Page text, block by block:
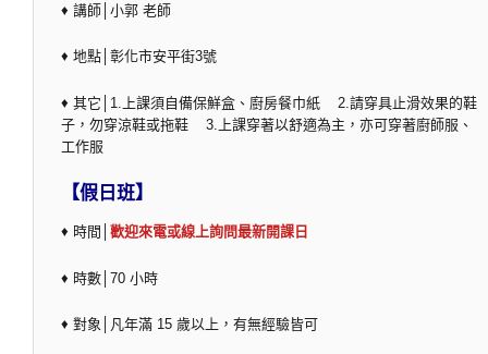
♦ 講師│小郭 老師
♦ 地點│彰化市安平街3號
♦ 其它│1.上課須自備保鮮盒、廚房餐巾紙 2.請穿具止滑效果的鞋
子，勿穿涼鞋或拖鞋 3.上課穿著以舒適為主，亦可穿著廚師服、
工作服
【假日班】
♦ 時間│ 歡迎來電或線上詢問最新開課日
♦ 時數│70 小時
♦ 對象│凡年滿 15 歲以上，有無經驗皆可